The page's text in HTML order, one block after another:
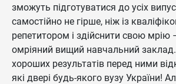
зможуть підготуватися до усіх
самостійно не гірше, ніж із
репетитором і здійснити свою мрію
омріяний вищий навчальний
хороших результатів перед ними
які двері будь-якого вузу України!